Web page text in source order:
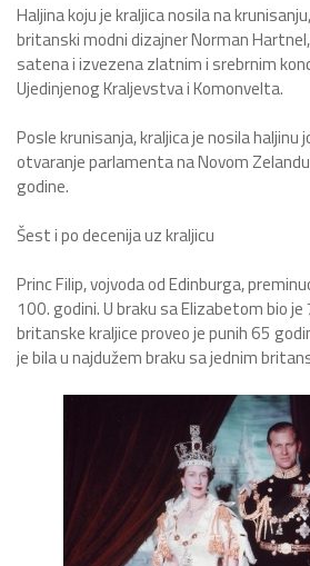
Haljina koju je kraljica nosila na
britanski modni dizajner Norman
satena i izvezena zlatnim i srebrnim
Ujedinjenog Kraljevstva i Komonvelta.
Posle krunisanja, kraljica je nosila haljinu
otvaranje parlamenta na Novom
godine.
Šest i po decenija uz kraljicu
Princ Filip, vojvoda od Edinburga,
100. godini. U braku sa Elizabetom bio
britanske kraljice proveo je punih 65
je bila u najdužem braku sa jednim